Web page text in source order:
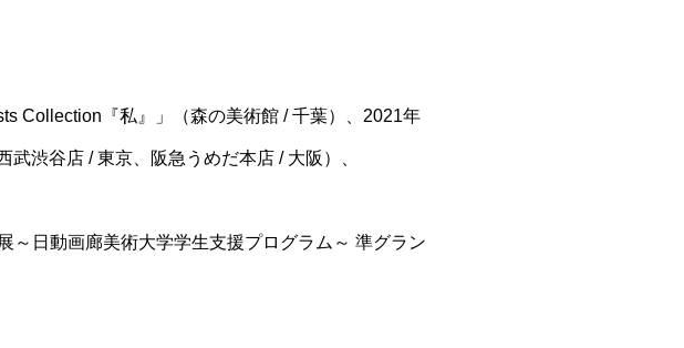
Collection『私』」（森の美術館 / 千葉）、2021年
渋谷店 / 東京、阪急うめだ本店 / 大阪）、
～日動画廊美術大学学生支援プログラム～ 準グラン